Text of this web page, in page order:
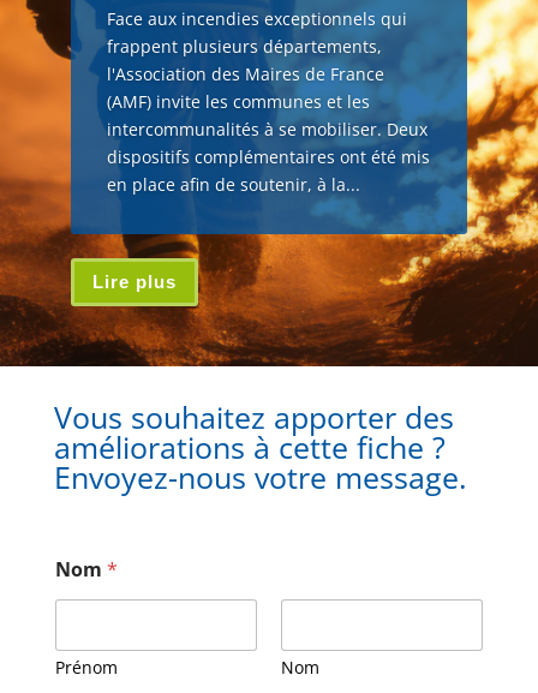
Face aux incendies exceptionnels qui
frappent plusieurs départements,
l'Association des Maires de France
(AMF) invite les communes et les
intercommunalités à se mobiliser. Deux
dispositifs complémentaires ont été mis
en place afin de soutenir, à la...
Lire plus
Vous souhaitez apporter des
améliorations à cette fiche ?
Envoyez-nous votre message.
Nom *
Prénom Nom